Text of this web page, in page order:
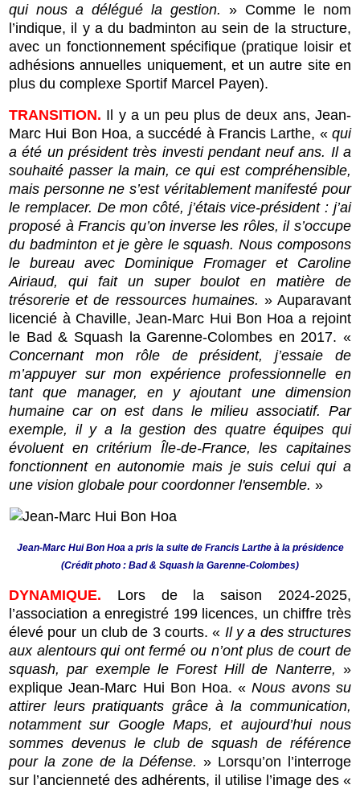
qui nous a délégué la gestion. » Comme le nom
l’indique, il y a du badminton au sein de la structure,
avec un fonctionnement spécifique (pratique loisir et
adhésions annuelles uniquement, et un autre site en
plus du complexe Sportif Marcel Payen).
TRANSITION. Il y a un peu plus de deux ans, Jean-
Marc Hui Bon Hoa, a succédé à Francis Larthe, « qui
a été un président très investi pendant neuf ans. Il a
souhaité passer la main, ce qui est compréhensible,
mais personne ne s’est véritablement manifesté pour
le remplacer. De mon côté, j’étais vice-président : j’ai
proposé à Francis qu’on inverse les rôles, il s’occupe
du badminton et je gère le squash. Nous composons
le bureau avec Dominique Fromager et Caroline
Airiaud, qui fait un super boulot en matière de
trésorerie et de ressources humaines. » Auparavant
licencié à Chaville, Jean-Marc Hui Bon Hoa a rejoint
le Bad & Squash la Garenne-Colombes en 2017. «
Concernant mon rôle de président, j’essaie de
m’appuyer sur mon expérience professionnelle en
tant que manager, en y ajoutant une dimension
humaine car on est dans le milieu associatif. Par
exemple, il y a la gestion des quatre équipes qui
évoluent en critérium Île-de-France, les capitaines
fonctionnent en autonomie mais je suis celui qui a
une vision globale pour coordonner l'ensemble. »
Jean-Marc Hui Bon Hoa a pris la suite de Francis Larthe à la présidence
(Crédit photo : Bad & Squash la Garenne-Colombes)
DYNAMIQUE. Lors de la saison 2024-2025,
l’association a enregistré 199 licences, un chiffre très
élevé pour un club de 3 courts. « Il y a des structures
aux alentours qui ont fermé ou n’ont plus de court de
squash, par exemple le Forest Hill de Nanterre, »
explique Jean-Marc Hui Bon Hoa. «Nous avons su
attirer leurs pratiquants grâce à la communication,
notamment sur Google Maps, et aujourd’hui nous
sommes devenus le club de squash de référence
pour la zone de la Défense. » Lorsqu’on l’interroge
sur l’ancienneté des adhérents, il utilise l’image des «